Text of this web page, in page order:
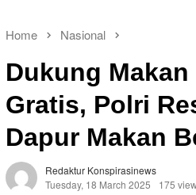
Home Nasional
Dukung
Gratis, Polri
Dapur Makan
Redaktur Konspirasinews
Tuesday, 18 March 2025
175